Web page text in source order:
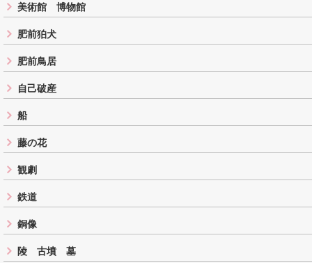
美術館 博物館
肥前狛犬
肥前鳥居
自己破産
船
藤の花
観劇
鉄道
銅像
陵 古墳 墓